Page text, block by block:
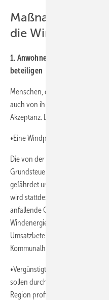
die Windkraft
1. Anwohnerinnen und
beteiligen
Menschen, die in der Nähe von
auch von ihr profitieren – und
Akzeptanz. Dies können wir auf
•Eine Windprämie einführen:
Die von der Bundesregierung
Grundsteuer ist ein
gefährdet und den Kommunen
wird stattdessen den
anfallende Gewerbesteuer
Windenergieanlagen vor Ort
Umsatzbeteiligung soll von jeder
Kommunalhaushalt gehen.
•Vergünstigte Stromtarife
sollen durch vergünstigten
Region profitieren können.